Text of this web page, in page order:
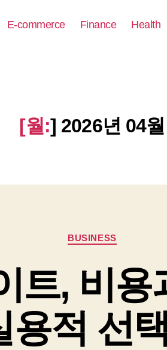
E-commerce Finance Health
[월:] 2026년 04월
Categories
BUSINESS
트, 비용
용적 선